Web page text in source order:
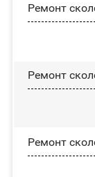
Ремонт
Ремонт
Ремонт